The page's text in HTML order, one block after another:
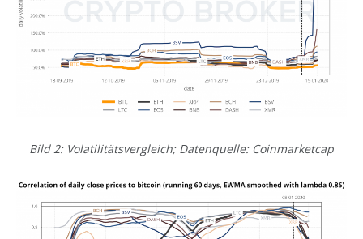
Bild 2: Volatilitätsvergleich; Datenquelle: Coinmarketcap